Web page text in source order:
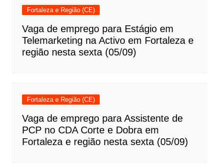
Fortaleza e Região (CE)
Vaga de emprego para Estágio em
Telemarketing na Activo em Fortaleza e
região nesta sexta (05/09)
Fortaleza e Região (CE)
Vaga de emprego para Assistente de
PCP no CDA Corte e Dobra em
Fortaleza e região nesta sexta (05/09)